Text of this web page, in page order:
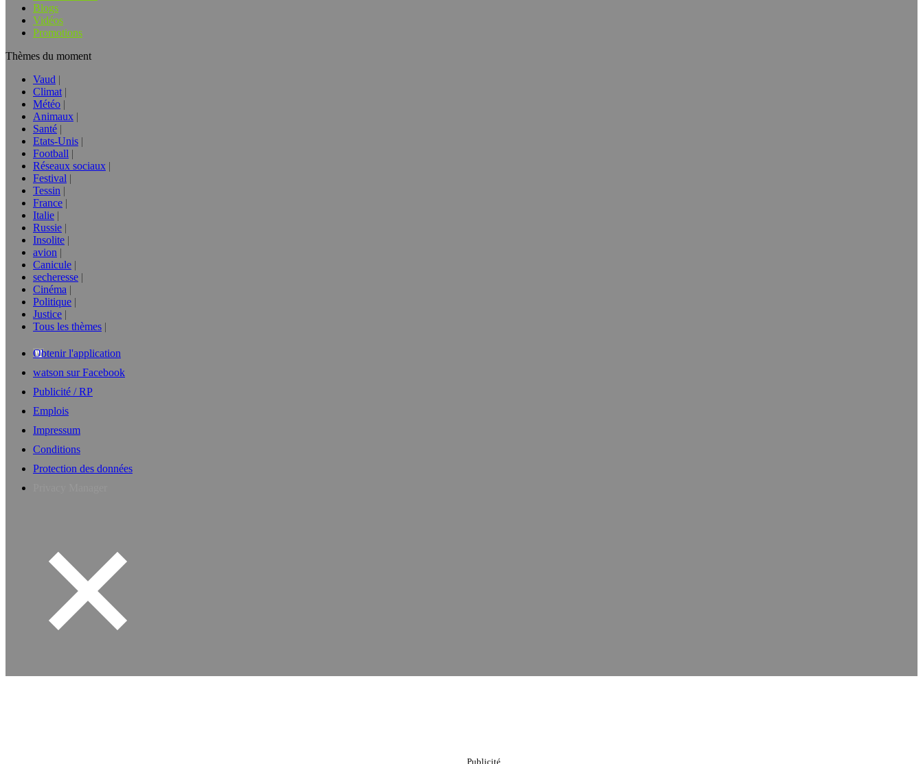
Blogs
Vidéos
Promotions
Thèmes du moment
Vaud
Climat
Météo
Animaux
Santé
Etats-Unis
Football
Réseaux sociaux
Festival
Tessin
France
Italie
Russie
Insolite
avion
Canicule
secheresse
Cinéma
Politique
Justice
Tous les thèmes
Obtenir l'application
watson sur Facebook
Publicité / RP
Emplois
Impressum
Conditions
Protection des données